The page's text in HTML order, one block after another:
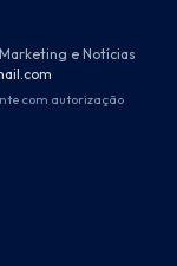
e Notícias
com autorização